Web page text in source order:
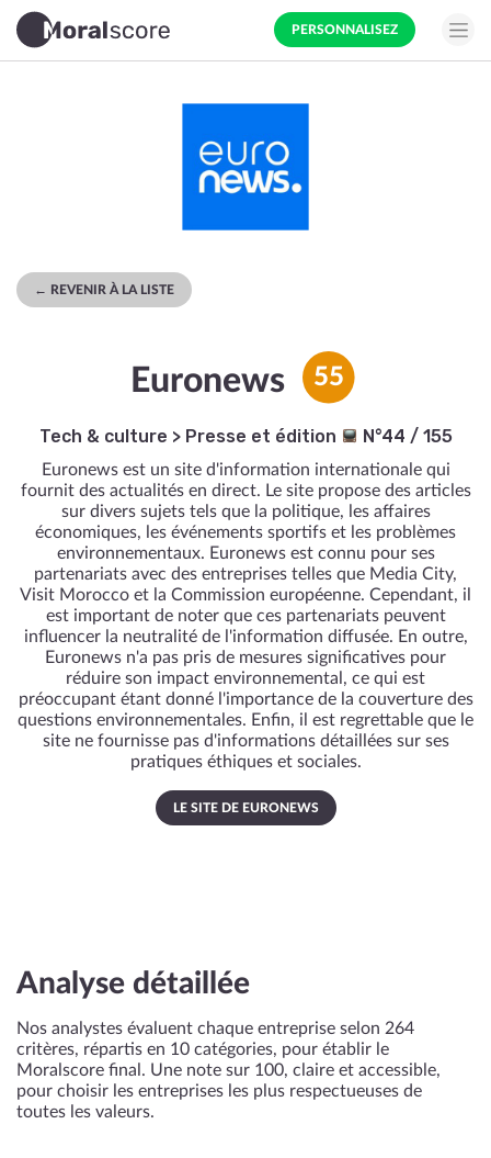
PERSONNALISEZ
← REVENIR À LA LISTE
Euronews 55
Tech & culture > Presse et édition N°44 / 155
Euronews est un site d'information internationale qui
fournit des actualités en direct. Le site propose des articles
sur divers sujets tels que la politique, les affaires
économiques, les événements sportifs et les problèmes
environnementaux. Euronews est connu pour ses
partenariats avec des entreprises telles que Media City,
Visit Morocco et la Commission européenne. Cependant, il
est important de noter que ces partenariats peuvent
influencer la neutralité de l'information diffusée. En outre,
Euronews n'a pas pris de mesures significatives pour
réduire son impact environnemental, ce qui est
préoccupant étant donné l'importance de la couverture des
questions environnementales. Enfin, il est regrettable que le
site ne fournisse pas d'informations détaillées sur ses
pratiques éthiques et sociales.
LE SITE DE EURONEWS
Analyse détaillée
Nos analystes évaluent chaque entreprise selon 264
critères, répartis en 10 catégories, pour établir le
Moralscore final. Une note sur 100, claire et accessible,
pour choisir les entreprises les plus respectueuses de
toutes les valeurs.